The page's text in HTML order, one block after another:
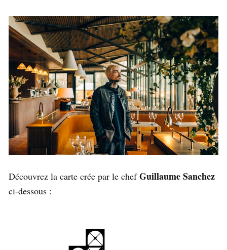
Découvrez la carte crée par le chefGuillaume Sanchez
ci-dessous :